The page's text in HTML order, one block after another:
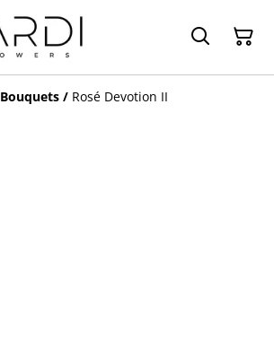
Bouquets / Rosé Devotion II